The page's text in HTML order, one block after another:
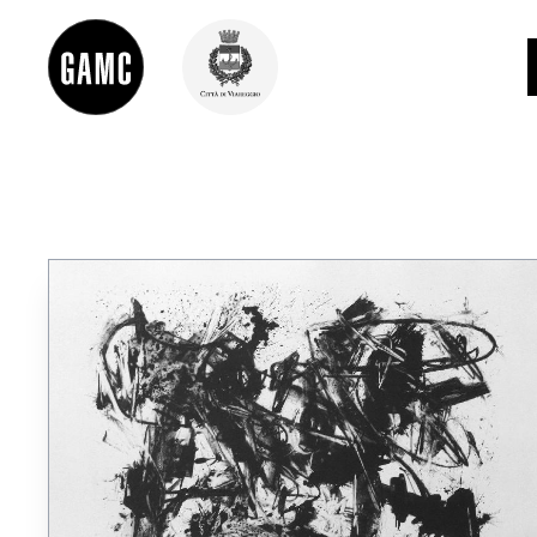
SHOP
LE COLLEZIONI
GLI AUTORI
LORENZO VIANI
MOSTRE
EVENTI
PALAZZO DELLE MUSE